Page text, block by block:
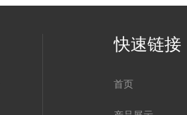
快速链接
首页